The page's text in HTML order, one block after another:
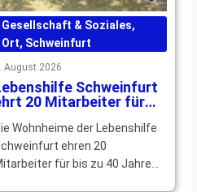
Gesellschaft & Soziales,
Ort, Schweinfurt
August 2026
Schweinfurt
20 Mitarbeiter für
Wohnheime der Lebenshilfe
ehren 20
für bis zu 40 Jahre